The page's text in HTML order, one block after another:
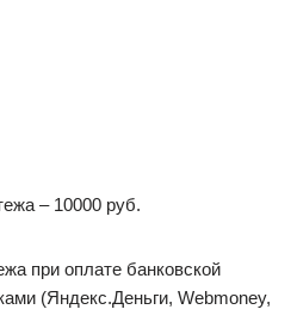
– 10000 руб.
при оплате банковской
(Яндекс.Деньги, Webmoney,